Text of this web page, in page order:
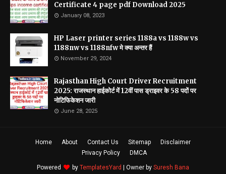
Certificate 4 page pdf Download 2025
January 08, 2023
HP Laser printer series 1188a vs 1188w vs
1188nw vs 1188nfw मे क्या अन्तर हैं
November 29, 2024
Rajasthan High Court Driver Recruitment
2025: राजस्थान हाईकोर्ट में 12वीं पास ड्राइवर के 58 पदों पर
नोटिफिकेशन जारी
June 28, 2025
Home About Contact Us Sitemap
Disclaimer
Privacy Policy
DMCA
Powered by TemplatesYard | Owner by Suresh Bana